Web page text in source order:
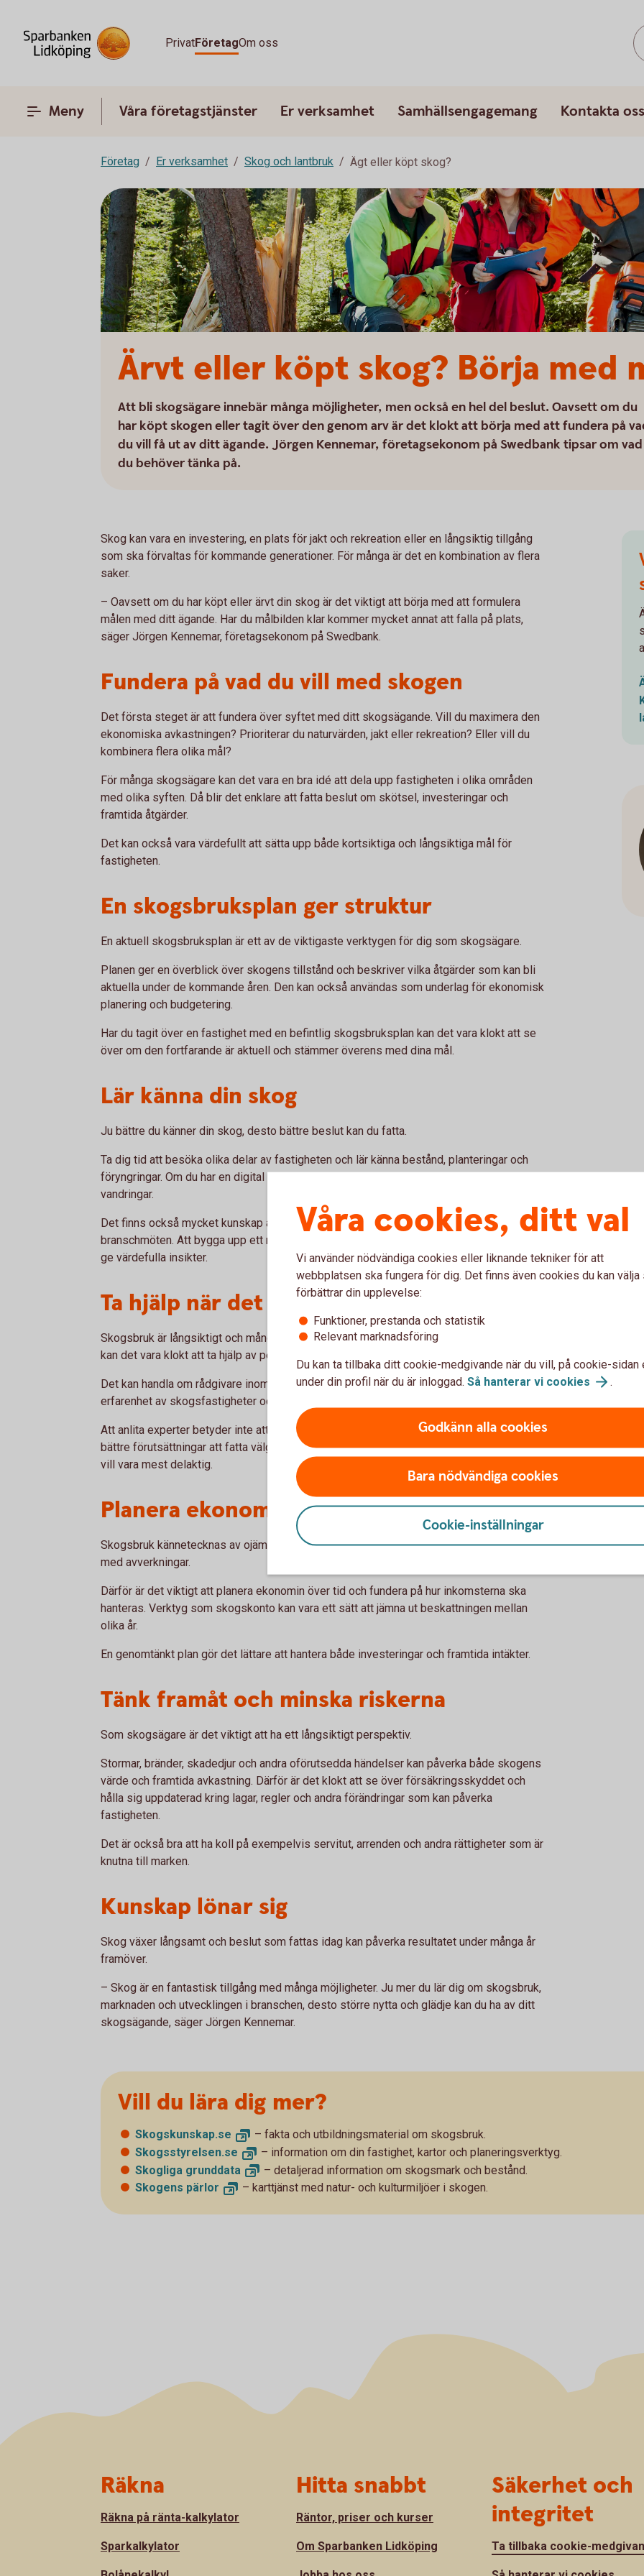
PrivatFöretagOm oss
Meny Våra företagstjänster Er verksamhet Samhällsengagemang Kontakta oss
Företag Er verksamhet Skog och lantbruk Ägt eller köpt skog?
Ärvt eller köpt skog? Börja med
Att bli skogsägare innebär många möjligheter, men också en hel del beslut. Oavsett om du
har köpt skogen eller tagit över den genom arv är det klokt att börja med att fundera på
du vill få ut av ditt ägande. Jörgen Kennemar, företagsekonom på Swedbank tipsar om vad
du behöver tänka på.
Skog kan vara en investering, en plats för jakt och rekreation eller en långsiktig tillgång
som ska förvaltas för kommande generationer. För många är det en kombination av flera
saker.
– Oavsett om du har köpt eller ärvt din skog är det viktigt att börja med att formulera
målen med ditt ägande. Har du målbilden klar kommer mycket annat att falla på plats,
säger Jörgen Kennemar, företagsekonom på Swedbank.
Fundera på vad du vill med skogen
Det första steget är att fundera över syftet med ditt skogsägande. Vill du maximera den
ekonomiska avkastningen? Prioriterar du naturvärden, jakt eller rekreation? Eller vill du
kombinera flera olika mål?
För många skogsägare kan det vara en bra idé att dela upp fastigheten i olika områden
med olika syften. Då blir det enklare att fatta beslut om skötsel, investeringar och
framtida åtgärder.
Det kan också vara värdefullt att sätta upp både kortsiktiga och långsiktiga mål för
fastigheten.
En skogsbruksplan ger struktur
En aktuell skogsbruksplan är ett av de viktigaste verktygen för dig som skogsägare.
Planen ger en överblick över skogens tillstånd och beskriver vilka åtgärder som kan bli
aktuella under de kommande åren. Den kan också användas som underlag för ekonomisk
planering och budgetering.
Har du tagit över en fastighet med en befintlig skogsbruksplan kan det vara klokt att se
över om den fortfarande är aktuell och stämmer överens med dina mål.
Lär känna din skog
Ju bättre du känner din skog, desto bättre beslut kan du fatta.
Ta dig tid att besöka olika delar av fastigheten och lär känna bestånd, planteringar och
föryngringar. Om du har en digital skogsbruksplan kan den vara ett bra stöd under dina
vandringar.
Det finns också mycket kunskap att hämta genom kurser, kundträffar, gårdsbesök och
branschmöten. Att bygga upp ett nätverk med andra skogsägare och branschaktörer kan
ge värdefulla insikter.
Ta hjälp när det behövs
Skogsbruk är långsiktigt och många beslut får konsekvenser långt fram i tiden. Därför
kan det vara klokt att ta hjälp av personer med rätt kompetens.
Det kan handla om rådgivare inom skogsbruk, ekonomiska rådgivare eller revisorer med
erfarenhet av skogsfastigheter och skogsbeskattning.
Att anlita experter betyder inte att du behöver släppa kontrollen. Tvärtom kan det ge dig
bättre förutsättningar att fatta välgrundade beslut och fokusera på de delar där du själv
vill vara mest delaktig.
Planera ekonomin långsiktigt
Skogsbruk kännetecknas av ojämna inkomster där större intäkter ofta kommer i samband
med avverkningar.
Därför är det viktigt att planera ekonomin över tid och fundera på hur inkomsterna ska
hanteras. Verktyg som skogskonto kan vara ett sätt att jämna ut beskattningen mellan
olika år.
En genomtänkt plan gör det lättare att hantera både investeringar och framtida intäkter.
Tänk framåt och minska riskerna
Som skogsägare är det viktigt att ha ett långsiktigt perspektiv.
Stormar, bränder, skadedjur och andra oförutsedda händelser kan påverka både skogens
värde och framtida avkastning. Därför är det klokt att se över försäkringsskyddet och
hålla sig uppdaterad kring lagar, regler och andra förändringar som kan påverka
fastigheten.
Det är också bra att ha koll på exempelvis servitut, arrenden och andra rättigheter som är
knutna till marken.
Kunskap lönar sig
Skog växer långsamt och beslut som fattas idag kan påverka resultatet under många år
framöver.
– Skog är en fantastisk tillgång med många möjligheter. Ju mer du lär dig om skogsbruk,
marknaden och utvecklingen i branschen, desto större nytta och glädje kan du ha av ditt
skogsägande, säger Jörgen Kennemar.
Vill du lära dig mer?
Skogskunskap.se
– fakta och utbildningsmaterial om skogsbruk.
Skogsstyrelsen.se
– information om din fastighet, kartor och planeringsverktyg.
Skogliga grunddata
– detaljerad information om skogsmark och bestånd.
Skogens pärlor – karttjänst med natur- och kulturmiljöer i skogen.
Våra cookies, ditt val
Vi använder nödvändiga cookies eller liknande tekniker för att
webbplatsen ska fungera för dig. Det finns även cookies du kan välja
förbättrar din upplevelse:
Funktioner, prestanda och statistik
Relevant marknadsföring
Du kan ta tillbaka ditt cookie-medgivande när du vill, på cookie-sidan
under din profil när du är inloggad. Så hanterar vi cookies .
Godkänn alla cookies
Bara nödvändiga cookies
Cookie-inställningar
Räkna
Räkna på ränta-kalkylator
Sparkalkylator
Hitta snabbt
Räntor, priser och kurser
Om Sparbanken Lidköping
Säkerhet och
integritet
Ta tillbaka cookie-